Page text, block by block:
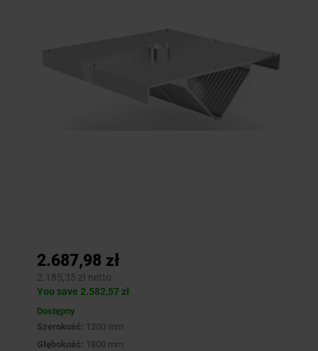
2.687,98 zł
2.185,35 zł netto
You save 2.582,57 zł
Dostępny
Szerokość: 1200 mm
Głębokość: 1800 mm